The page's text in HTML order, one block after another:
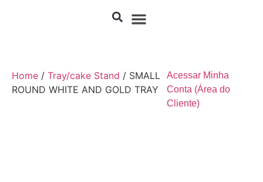
Home / Tray/cake Stand / SMALL
ROUND WHITE AND GOLD TRAY
Acessar Minha
Conta (Área do
Cliente)